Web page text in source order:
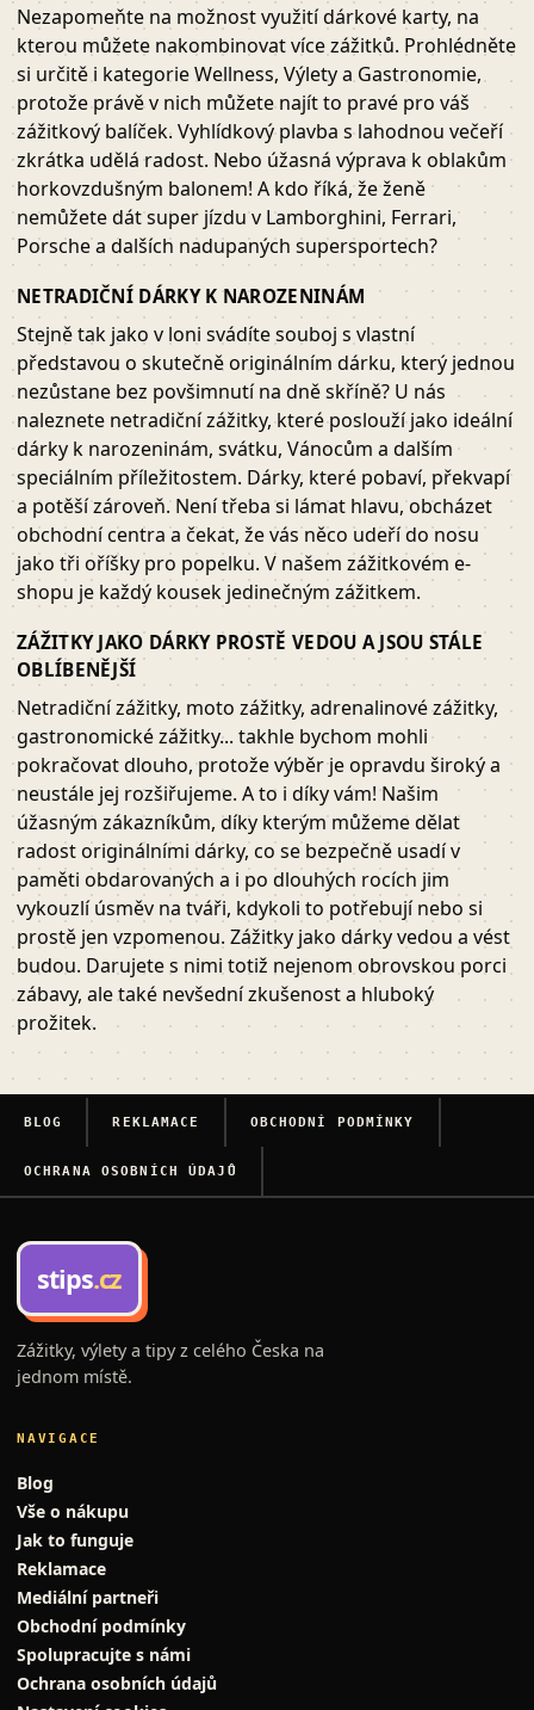
Nezapomeňte na možnost využití dárkové karty, na
kterou můžete nakombinovat více zážitků. Prohlédněte
si určitě i kategorie Wellness, Výlety a Gastronomie,
protože právě v nich můžete najít to pravé pro váš
zážitkový balíček. Vyhlídkový plavba s lahodnou večeří
zkrátka udělá radost. Nebo úžasná výprava k oblakům
horkovzdušným balonem! A kdo říká, že ženě
nemůžete dát super jízdu v Lamborghini, Ferrari,
Porsche a dalších nadupaných supersportech?
NETRADIČNÍ DÁRKY K NAROZENINÁM
Stejně tak jako v loni svádíte souboj s vlastní
představou o skutečně originálním dárku, který jednou
nezůstane bez povšimnutí na dně skříně? U nás
naleznete netradiční zážitky, které poslouží jako ideální
dárky k narozeninám, svátku, Vánocům a dalším
speciálním příležitostem. Dárky, které pobaví, překvapí
a potěší zároveň. Není třeba si lámat hlavu, obcházet
obchodní centra a čekat, že vás něco udeří do nosu
jako tři oříšky pro popelku. V našem zážitkovém e-
shopu je každý kousek jedinečným zážitkem.
ZÁŽITKY JAKO DÁRKY PROSTĚ VEDOU A JSOU STÁLE
OBLÍBENĚJŠÍ
Netradiční zážitky, moto zážitky, adrenalinové zážitky,
gastronomické zážitky... takhle bychom mohli
pokračovat dlouho, protože výběr je opravdu široký a
neustále jej rozšiřujeme. A to i díky vám! Našim
úžasným zákazníkům, díky kterým můžeme dělat
radost originálními dárky, co se bezpečně usadí v
paměti obdarovaných a i po dlouhých rocích jim
vykouzlí úsměv na tváři, kdykoli to potřebují nebo si
prostě jen vzpomenou. Zážitky jako dárky vedou a vést
budou. Darujete s nimi totiž nejenom obrovskou porci
zábavy, ale také nevšední zkušenost a hluboký
prožitek.
BLOG REKLAMACE OBCHODNÍ PODMÍNKY
OCHRANA OSOBNÍCH ÚDAJŮ
stips.cz
Zážitky, výlety a tipy z celého Česka na
jednom místě.
NAVIGACE
Blog
Vše o nákupu
Jak to funguje
Reklamace
Mediální partneři
Obchodní podmínky
Spolupracujte s námi
Ochrana osobních údajů